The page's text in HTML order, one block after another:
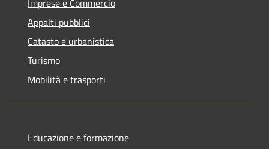
Imprese e Commercio
Appalti pubblici
Catasto e urbanistica
Turismo
Mobilità e trasporti
Educazione e formazione